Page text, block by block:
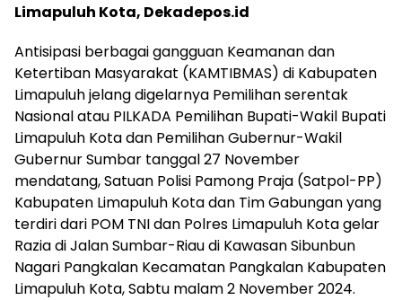
Limapuluh Kota, Dekadepos.id
Antisipasi berbagai gangguan Keamanan dan
Ketertiban Masyarakat (KAMTIBMAS) di Kabupaten
Limapuluh jelang digelarnya Pemilihan serentak
Nasional atau PILKADA Pemilihan Bupati-Wakil Bupati
Limapuluh Kota dan Pemilihan Gubernur-Wakil
Gubernur Sumbar tanggal 27 November
mendatang, Satuan Polisi Pamong Praja (Satpol-PP)
Kabupaten Limapuluh Kota dan Tim Gabungan yang
terdiri dari POM TNI dan Polres Limapuluh Kota gelar
Razia di Jalan Sumbar-Riau di Kawasan Sibunbun
Nagari Pangkalan Kecamatan Pangkalan Kabupaten
Limapuluh Kota, Sabtu malam 2 November 2024.